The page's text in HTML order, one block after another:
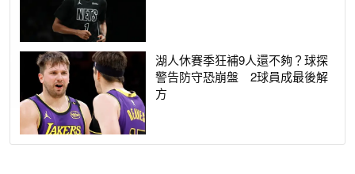
湖人休賽季狂補9人還不夠？球探
警告防守恐崩盤 2球員成最後解
方